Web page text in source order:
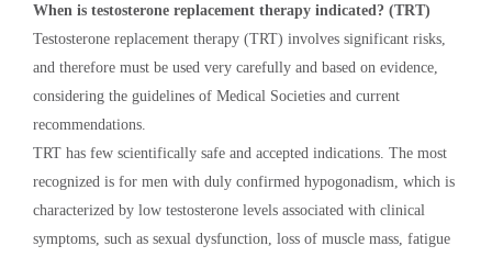
When is testosterone replacement therapy indicated? (TRT)
Testosterone replacement therapy (TRT) involves significant risks,
and therefore must be used very carefully and based on evidence,
considering the guidelines of Medical Societies and current
recommendations.
TRT has few scientifically safe and accepted indications. The most
recognized is for men with duly confirmed hypogonadism, which is
characterized by low testosterone levels associated with clinical
symptoms, such as sexual dysfunction, loss of muscle mass, fatigue